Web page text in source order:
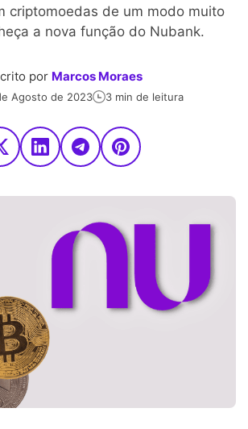
criptomoedas de um modo muito
a nova função do Nubank.
por Marcos Moraes
Agosto de 2023 3 min de leitura